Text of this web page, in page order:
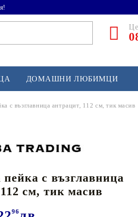
и софтбол
и лакрос
спортно оборудване
ДОМАШНИ ЛЮБИМЦИ
с възглавница антрацит, 112 см, тик масив
с възглавница
см, тик масив
96